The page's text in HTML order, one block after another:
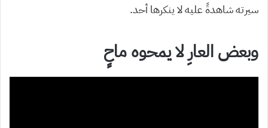
سيرته شاهدةً عليه لا ينكرها أحد.
وبعض العارِ لا يمحوه ماحٍ